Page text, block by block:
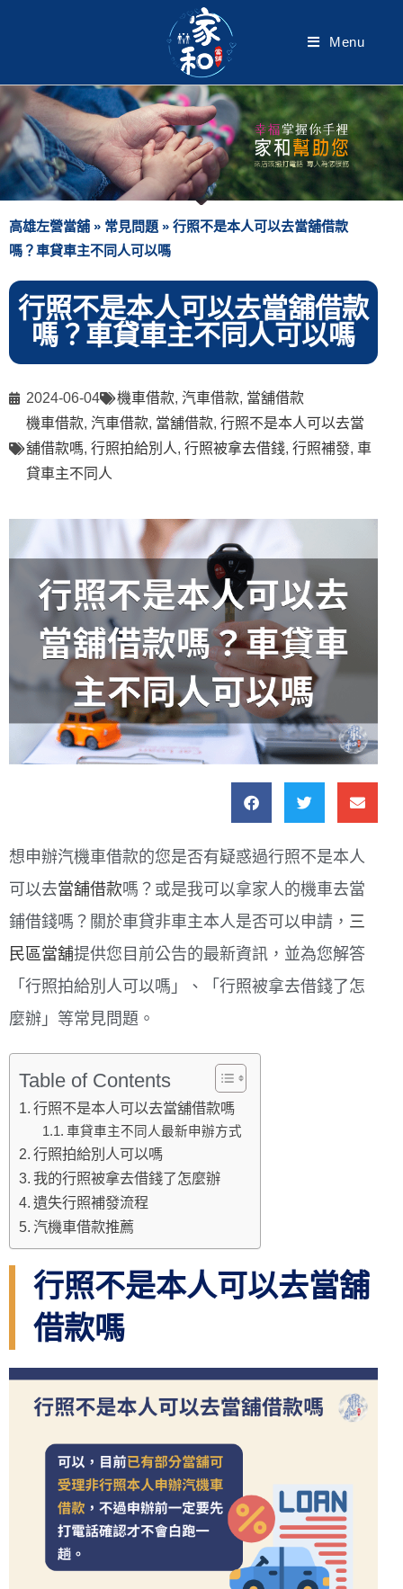
Menu
高雄左營當舖 » 常見問題 » 行照不是本人可以去當舖借款
嗎？車貸車主不同人可以嗎
行照不是本人可以去當舖借款
嗎？車貸車主不同人可以嗎
2024-06-04 機車借款, 汽車借款, 當舖借款
機車借款, 汽車借款, 當舖借款, 行照不是本人可以去當
舖借款嗎, 行照拍給別人, 行照被拿去借錢, 行照補發, 車
貸車主不同人
想申辦汽機車借款的您是否有疑惑過行照不是本人
可以去當舖借款嗎？或是我可以拿家人的機車去當
鋪借錢嗎？關於車貸非車主本人是否可以申請， 三
民區當舖提供您目前公告的最新資訊，並為您解答
「行照拍給別人可以嗎」、「行照被拿去借錢了怎
麼辦」等常見問題。
Table of Contents
行照不是本人可以去當舖借款嗎
車貸車主不同人最新申辦方式
行照拍給別人可以嗎
我的行照被拿去借錢了怎麼辦
遺失行照補發流程
汽機車借款推薦
行照不是本人可以去當舖
借款嗎